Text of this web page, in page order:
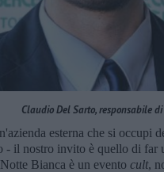
Claudio Del Sarto, responsabile
esterna che si occupi
- il nostro invito è quello di far
Bianca è un evento cult,